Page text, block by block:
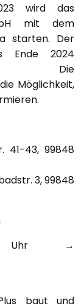
wird das
mit dem
starten. Der
Ende 2024
Die
Möglichkeit,
41-43, 99848
3, 99848
Uhr →
baut und